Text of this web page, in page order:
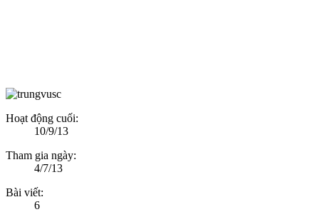
Hoạt động cuối:
10/9/13
Tham gia ngày:
4/7/13
Bài viết:
6